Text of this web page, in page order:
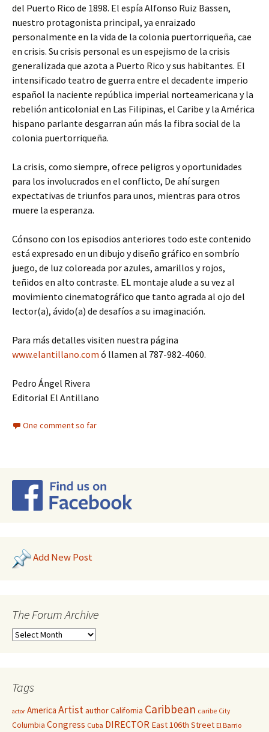
del Puerto Rico de 1898. El espía Alfonso Ruiz Bassen,
nuestro protagonista principal, ya enraizado
personalmente en la vida de la colonia puertorriqueña, cae
en crisis. Su crisis personal es un espejismo de la crisis
generalizada que azota a Puerto Rico y sus habitantes. El
intensificado teatro de guerra entre el decadente imperio
español la naciente república imperial norteamericana y la
rebelión anticolonial en Las Filipinas, el Caribe y la América
hispano parlante desgarran aún más la fibra social de la
colonia puertorriqueña.
La crisis, como siempre, ofrece peligros y oportunidades
para los involucrados en el conflicto, De ahí surgen
expectativas de triunfos para unos, mientras para otros
muere la esperanza.
Cónsono con los episodios anteriores todo este contenido
está expresado en un dibujo y diseño gráfico en sombrío
juego, de luz coloreada por azules, amarillos y rojos,
teñidos en alto contraste. EL montaje alude a su vez al
movimiento cinematográfico que tanto agrada al ojo del
lector(a), ávido(a) de desafíos a su imaginación.
Para más detalles visiten nuestra página
www.elantillano.com ó llamen al 787-982-4060.
Pedro Ángel Rivera
Editorial El Antillano
One comment so far
Add New Post
The Forum Archive
Tags
actor America ArtistauthorCalifornia Caribbean caribe City
Columbia Congress Cuba DIRECTOR East 106th Street El Barrio